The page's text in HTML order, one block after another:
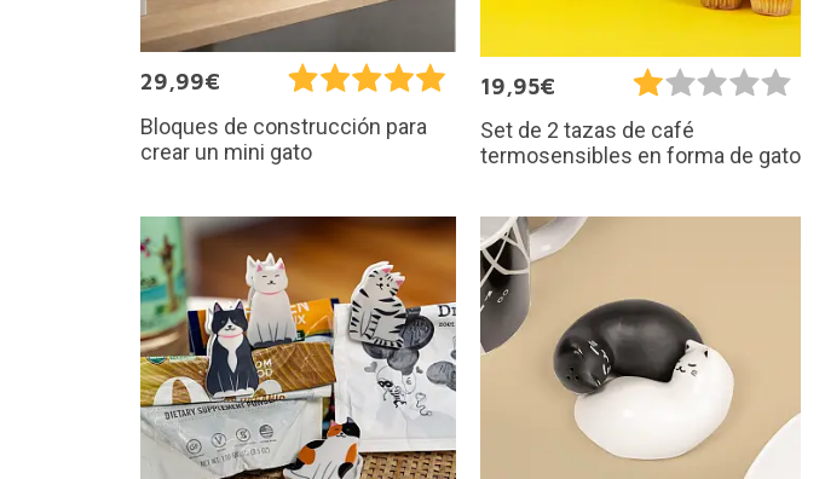
29,99€
Bloques de construcción para
crear un mini gato
19,95€
Set de 2 tazas de café
termosensibles en forma de gato